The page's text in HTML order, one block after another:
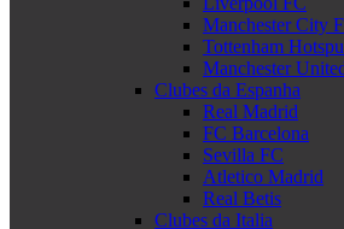
Manchester City
Tottenham
Manchester
Clubes da Espanha
Real Madrid
FC Barcelona
Sevilla FC
Atletico Madrid
Real Betis
Clubes da Italia